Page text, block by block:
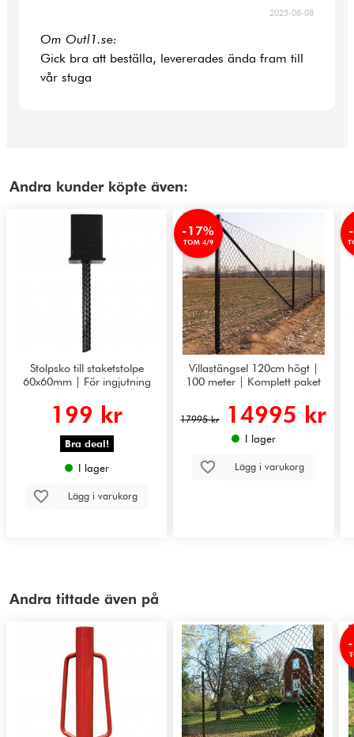
2025-08-08
Om Outl1.se:
Gick bra att beställa, levererades ända fram till
vår stuga
Andra kunder köpte även:
Stolpsko till staketstolpe
60x60mm | För ingjutning
199 kr
Bra deal!
I lager
Lägg i varukorg
-17%
TOM 4/9
Villastängsel 120cm högt |
100 meter | Komplett paket
17995 kr 14995 kr
I lager
Lägg i varukorg
Andra tittade även på